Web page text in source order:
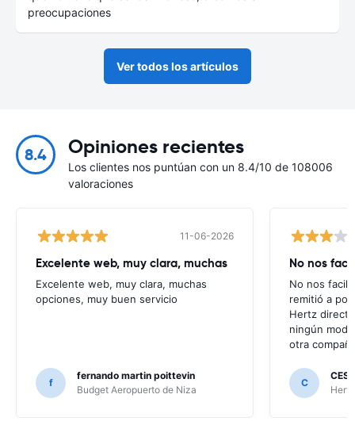
preocupaciones
Ver todos los artículos
8.4 Opiniones recientes
Los clientes nos puntúan con un 8.4/10 de 108006
valoraciones
11-06-2026
Excelente web, muy clara, muchas
Excelente web, muy clara, muchas
opciones, muy buen servicio
f
fernando martin poittevin
Budget Aeropuerto de Niza
No nos
No nos
remitió a
Hertz
ningún
otra
C